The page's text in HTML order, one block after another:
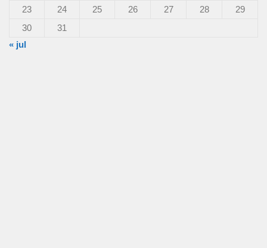
23
24 25 26 27 28
29
30
31
« jul